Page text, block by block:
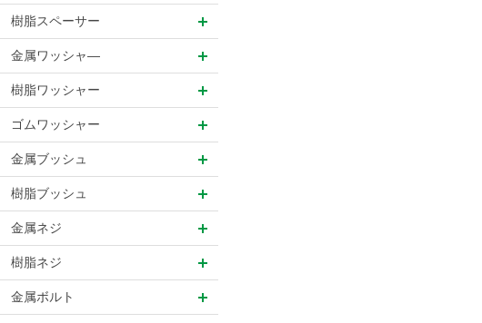
樹脂スペーサー
金属ワッシャ―
樹脂ワッシャー
ゴムワッシャー
金属ブッシュ
樹脂ブッシュ
金属ネジ
樹脂ネジ
金属ボルト